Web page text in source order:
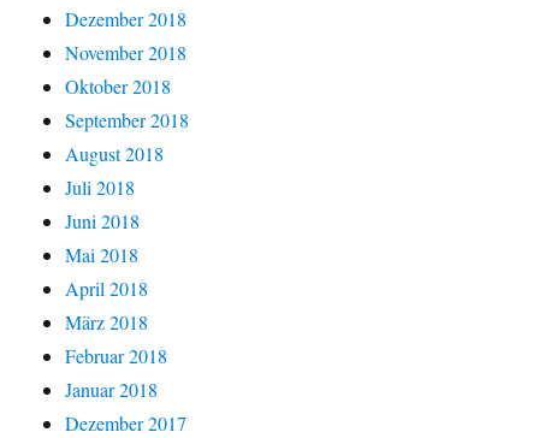
Dezember 2018
November 2018
Oktober 2018
September 2018
August 2018
Juli 2018
Juni 2018
Mai 2018
April 2018
März 2018
Februar 2018
Januar 2018
Dezember 2017